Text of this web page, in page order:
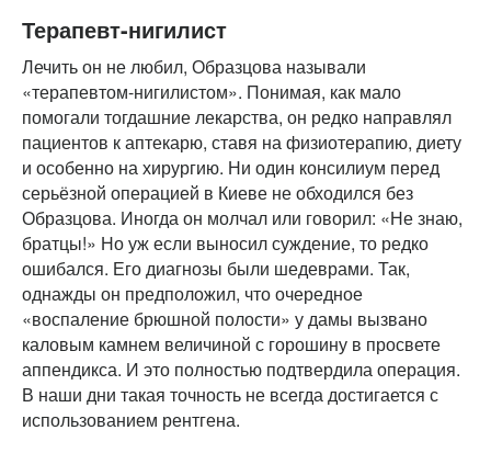
Терапевт-нигилист
Лечить он не любил, Образцова называли
«терапевтом-нигилистом». Понимая, как мало
помогали тогдашние лекарства, он редко направлял
пациентов к аптекарю, ставя на физиотерапию, диету
и особенно на хирургию. Ни один консилиум перед
серьёзной операцией в Киеве не обходился без
Образцова. Иногда он молчал или говорил: «Не знаю,
братцы!» Но уж если выносил суждение, то редко
ошибался. Его диагнозы были шедеврами. Так,
однажды он предположил, что очередное
«воспаление брюшной полости» у дамы вызвано
каловым камнем величиной с горошину в просвете
аппендикса. И это полностью подтвердила операция.
В наши дни такая точность не всегда достигается с
использованием рентгена.